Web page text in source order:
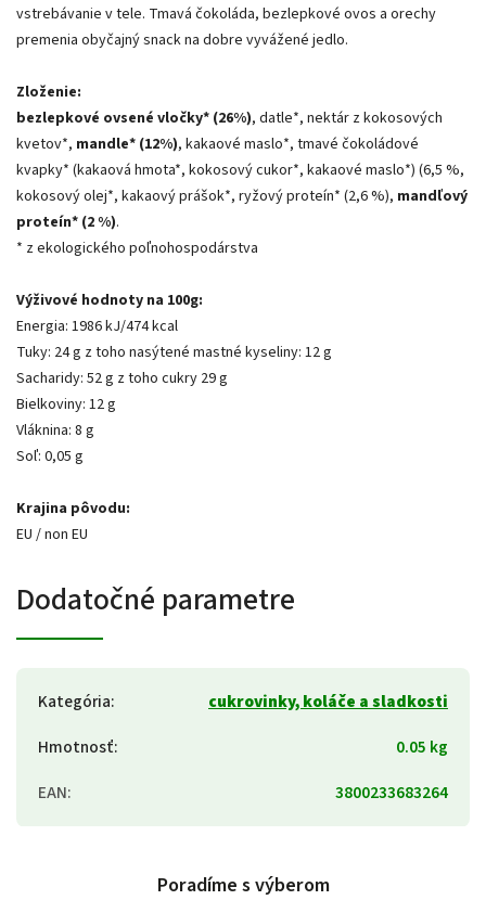
vstrebávanie v tele. Tmavá čokoláda, bezlepkové ovos a orechy
premenia obyčajný snack na dobre vyvážené jedlo.
Zloženie:
bezlepkové ovsené vločky* (26%), datle*, nektár z kokosových
kvetov*, mandle* (12%), kakaové maslo*, tmavé čokoládové
kvapky* (kakaová hmota*, kokosový cukor*, kakaové maslo*) (6,5 %,
kokosový olej*, kakaový prášok*, ryžový proteín* (2,6 %), mandľový
proteín* (2 %).
* z ekologického poľnohospodárstva
Výživové hodnoty na 100g:
Energia: 1986 kJ/474 kcal
Tuky: 24 g z toho nasýtené mastné kyseliny: 12 g
Sacharidy: 52 g z toho cukry 29 g
Bielkoviny: 12 g
Vláknina: 8 g
Soľ: 0,05 g
Krajina pôvodu:
EU / non EU
Dodatočné parametre
Kategória:
cukrovinky, koláče a sladkosti
Hmotnosť:
0.05 kg
EAN: 3800233683264
Poradíme s výberom